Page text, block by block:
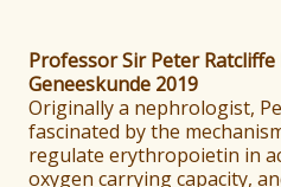
Professor Sir Peter Ratcliffe
Geneeskunde 2019
Originally a nephrologist,
fascinated by the
regulate erythropoietin in
oxygen carrying capacity,